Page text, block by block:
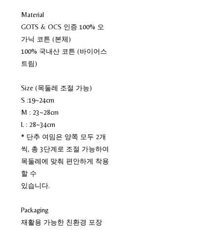
Material
GOTS & OCS 인증 100% 오
가닉 코튼 (본체)
100% 국내산 코튼 (바이어스
트림)
Size (목둘레 조절 가능)
S :19~24cm
M : 23~28cm
L : 28~34cm
* 단추 여밈은 양쪽 모두 2개
씩, 총 3단계로 조절 가능하여
목둘레에 맞춰 편안하게 착용
할 수
있습니다.
Packaging
재활용 가능한 친환경 포장